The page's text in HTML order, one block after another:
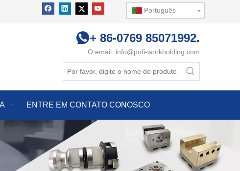
Português
+ 86-0769 85071992.
O email: info@pofi-workholding.com
ENTRE EM CONTATO CONOSCO